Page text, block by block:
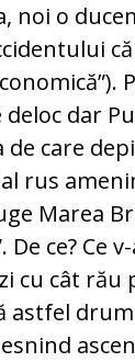
noi o
dar
care
rus
Marea
ce? Ce
cu cât rău
astfel